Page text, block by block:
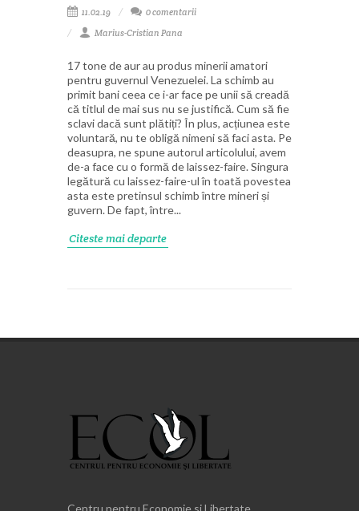
11.02.19
0 comentarii
Marius-Cristian Pana
17 tone de aur au produs minerii amatori
pentru guvernul Venezuelei. La schimb au
primit bani ceea ce i-ar face pe unii să creadă
că titlul de mai sus nu se justifică. Cum să fie
sclavi dacă sunt plătiți? În plus, acțiunea este
voluntară, nu te obligă nimeni să faci asta. Pe
deasupra, ne spune autorul articolului, avem
de-a face cu o formă de laissez-faire. Singura
legătură cu laissez-faire-ul în toată povestea
asta este pretinsul schimb între mineri și
guvern. De fapt, între...
Citeste mai departe
Centru pentru Economie si Libertate